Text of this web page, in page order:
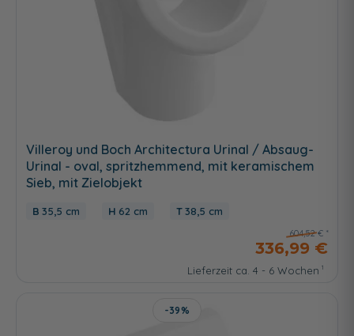
Villeroy und Boch Architectura Urinal / Absaug-
Urinal - oval, spritzhemmend, mit keramischem
Sieb, mit Zielobjekt
35,5 cm 62 cm 38,5 cm
604,52 €
336,99 €
Lieferzeit ca. 4 - 6 Wochen
-39%